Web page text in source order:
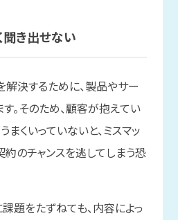
聞き出せない
決するために、製品やサー
。そのため、顧客が抱えてい
まくいっていないと、ミスマッ
のチャンスを逃してしまう恐
題をたずねても、内容によっ